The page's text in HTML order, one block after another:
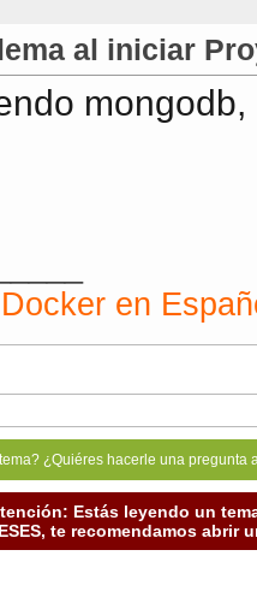
al iniciar
Docker en
¿Quiéres hacerle una
Estás leyendo un
te recomendamos abrir